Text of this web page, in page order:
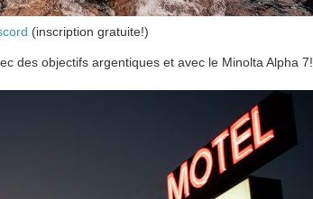
(inscription gratuite!)
des objectifs argentiques et avec le Minolta Alpha 7!